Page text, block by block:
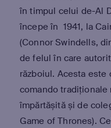
în timpul celui de-Al
începe în 1941, la
(Connor Swindells,
de felul în care
războiul. Acesta
comando tradiționale
împărtășită și de
Game of Thrones).